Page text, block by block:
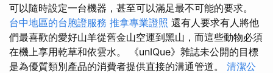
可以隨時設定一台機器，甚至可以滿足最不可能的要求。
台中地區的台胞證服務 推拿專業證照 還有人要求有人將他
們最喜歡的愛好山羊從舊金山空運到黑山，而這些動物必須
在機上享用乾草和依雲水。 《unIQue》雜誌未公開的目標
是為優質類別產品的消費者提供直接的溝通管道。 清潔公